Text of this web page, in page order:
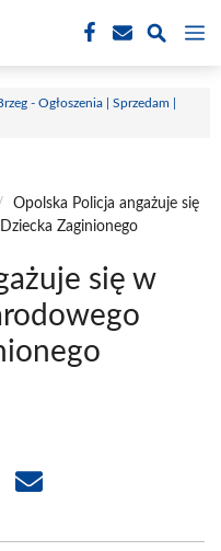
- Ogłoszenia | Sprzedam |
Opolska Policja angażuje się
Zaginionego
się w
Share